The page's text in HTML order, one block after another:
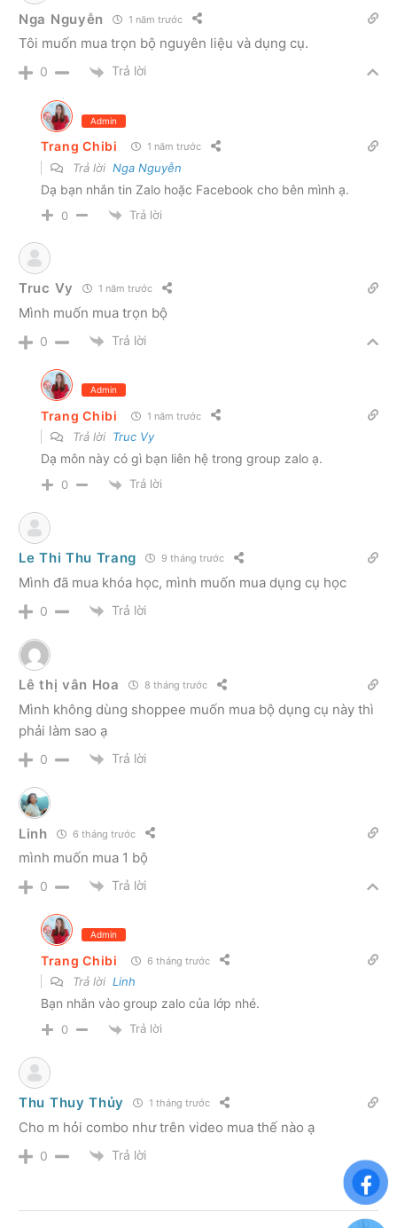
Nga Nguyễn 1 năm trước
Tôi muốn mua trọn bộ nguyên liệu và dụng cụ.
0 Trả lời
Admin
Trang Chibi 1 năm trước
Trả lời Nga Nguyễn
Dạ bạn nhắn tin Zalo hoặc Facebook cho bên mình ạ.
0 Trả lời
Truc Vy 1 năm trước
Mình muốn mua trọn bộ
0 Trả lời
Admin
Trang Chibi 1 năm trước
Trả lời Truc Vy
Dạ môn này có gì bạn liên hệ trong group zalo ạ.
0 Trả lời
Le Thi Thu Trang 9 tháng trước
Mình đã mua khóa học, mình muốn mua dụng cụ học
0 Trả lời
Lê thị vân Hoa 8 tháng trước
Mình không dùng shoppee muốn mua bộ dụng cụ này thì
phải làm sao ạ
0 Trả lời
Linh 6 tháng trước
mình muốn mua 1 bộ
0 Trả lời
Admin
Trang Chibi 6 tháng trước
Trả lời Linh
Bạn nhắn vào group zalo của lớp nhé.
0 Trả lời
Thu Thuy Thủy 1 tháng trước
Cho m hỏi combo như trên video mua thế nào ạ
0 Trả lời